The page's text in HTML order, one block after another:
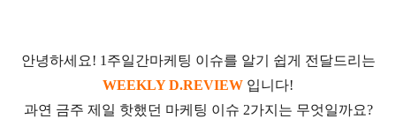
안녕하세요! 1주일간마케팅 이슈를 알기 쉽게 전달드리는
WEEKLY D.REVIEW 입니다!
과연 금주 제일 핫했던 마케팅 이슈 2가지는 무엇일까요?